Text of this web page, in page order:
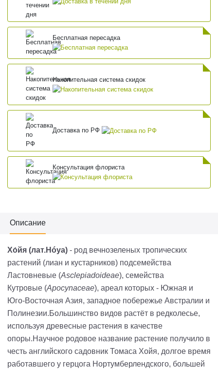
Бесплатная пересадка
Накопительная система скидок
Доставка по РФ
Консультация флориста
Описание
Хо́йя (лат.Hóya) - род вечнозеленых тропических
растений (лиан и кустарников) подсемейства
Ластовневые (Asclepiadoideae), семейства
Кутровые (Apocynaceae), ареал которых - Южная и
Юго-Восточная Азия, западное побережье Австралии и
Полинезии.Большинство видов растёт в редколесье,
используя древесные растения в качестве
опоры.Научное родовое название растение получило в
честь английского садовник Томаса Хойя, долгое время
работавшего у герцога Нортумберлендского, большей